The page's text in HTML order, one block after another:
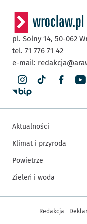
pl. Solny 14, 50-062
tel. 71 776 71 42
e-mail:
Aktualności
Klimat i przyroda
Powietrze
Zieleń i woda
Inne
Redakcja